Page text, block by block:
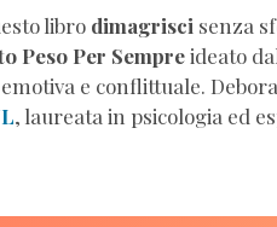
libro dimagrisci senza
Peso Per Sempreideato
e conflittuale.
, laureata in psicologia ed